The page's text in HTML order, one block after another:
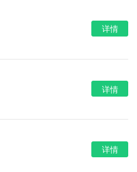
详情
详情
详情